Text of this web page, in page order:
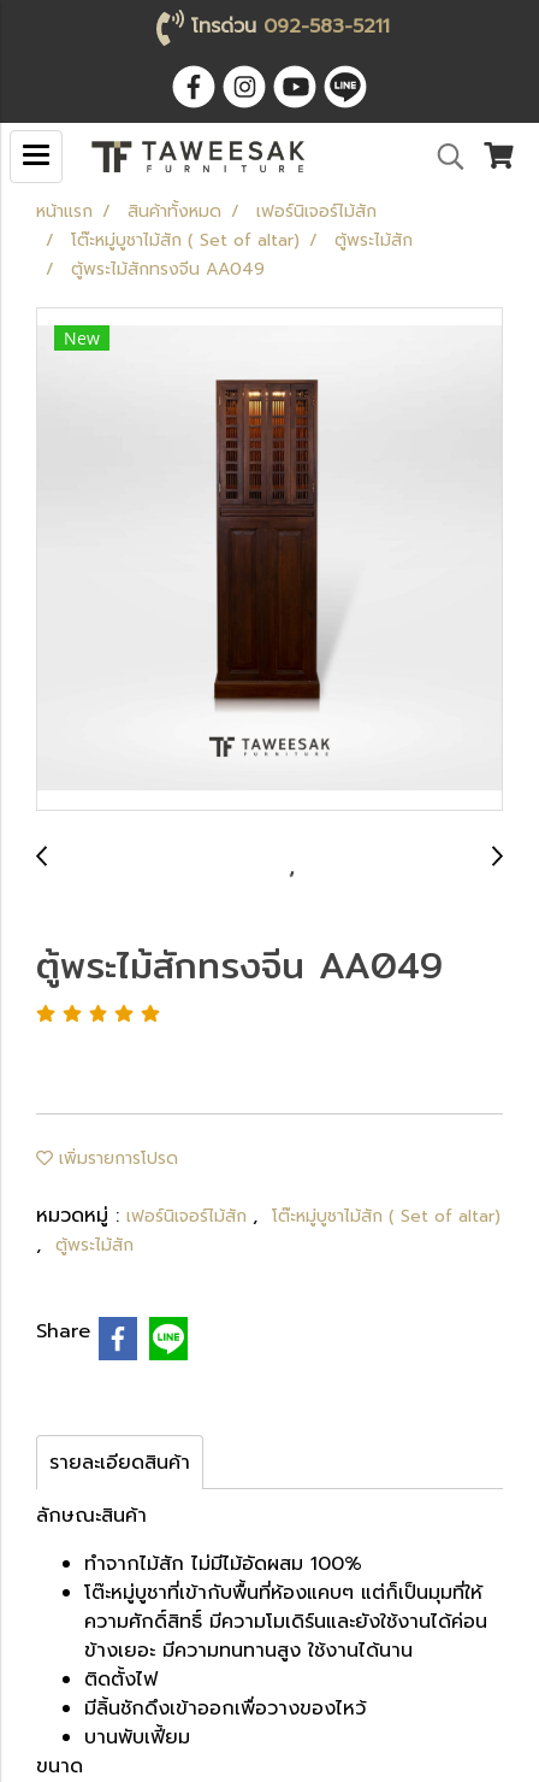
โทรด่วน 092-583-5211
หน้าแรก สินค้าทั้งหมด
เฟอร์นิเจอร์ไม้สัก
โต๊ะหมู่บูชาไม้สัก ( Set of altar)
ตู้พระไม้สัก
ตู้พระไม้สักทรงจีน AA049
New
ตู้พระไม้สักทรงจีน AA049
เพิ่มรายการโปรด
หมวดหมู่ : เฟอร์นิเจอร์ไม้สัก , โต๊ะหมู่บูชาไม้สัก ( Set of altar)
, ตู้พระไม้สัก
Share
รายละเอียดสินค้า
ลักษณะสินค้า
ทำจากไม้สัก ไม่มีไม้อัดผสม 100%
โต๊ะหมู่บูชาที่เข้ากับพื้นที่ห้องแคบๆ แต่ก็เป็นมุมที่ให้
ความศักดิ์สิทธิ์ มีความโมเดิร์นและยังใช้งานได้ค่อน
ข้างเยอะ มีความทนทานสูง ใช้งานได้นาน
ติดตั้งไฟ
มีลิ้นชักดึงเข้าออกเพื่อวางของไหว้
บานพับเฟี้ยม
ขนาด